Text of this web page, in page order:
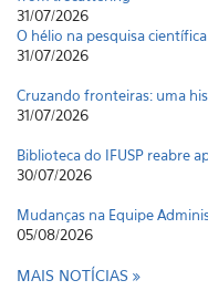
31/07/2026
O hélio na pesquisa
31/07/2026
Cruzando fronteiras: uma
31/07/2026
Biblioteca do IFUSP reabre
30/07/2026
Mudanças na Equipe
05/08/2026
MAIS NOTÍCIAS